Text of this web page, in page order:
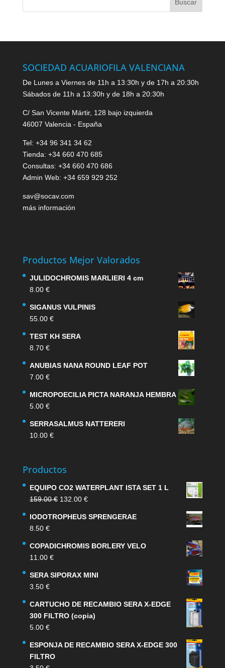
SOCIEDAD ACUARIOFILA VALENCIANA
De Lunes a Viernes de 11h a 13:30h y de 17h a 20:30h
Sábados de 11h a 13:30h y de 18h a 20:30h
C/ San Vicente Mártir, 128 bajo izquierda
46007 Valencia - España
Tel: +34 96 341 34 62
Tienda: +34 660 470 685
Consultas: +34 660 470 686
Admin Web: +34 659 929 252
sav@socav.com
más información
Productos Mejor Valorados
JULIDOCHROMIS MARLIERI 4 cm
8.00 €
SIGANUS VULPINIS
55.00 €
TEST KH SERA
8.70 €
ANUBIAS NANA ROUND LEAF POT
7.00 €
MICROPOECILIA PICTA NARANJA HEMBRA
5.00 €
SERRASALMUS NATTERERI
10.00 €
Productos
EQUIPO CO2 WATERPLANT ISTA SET 1 L
159.00€ El
original
159.00 €.
132.00 €El
actual
132.00 €.
IODOTROPHEUS SPRENGERAE
8.50 €
COPADICHROMIS BORLERY VELO
11.00 €
SERA SIPORAX MINI
3.50 €
CARTUCHO DE RECAMBIO SERA X-EDGE
300 FILTRO (copia)
5.00 €
ESPONJA DE RECAMBIO SERA X-EDGE 300
FILTRO